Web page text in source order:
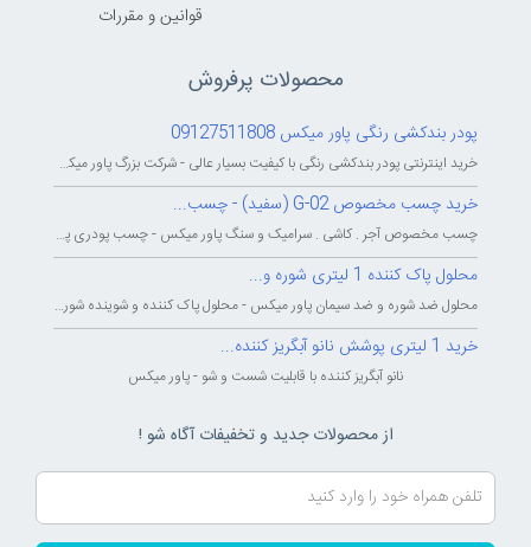
قوانين و مقررات
محصولات پرفروش
پودر بندکشی رنگی پاور میکس 09127511808
خرید اینترنتی پودر بندکشی رنگی با کیفیت بسیار عالی - شرکت بزرگ پاور میکس...
خرید چسب مخصوص G-02 (سفید) - چسب...
چسب مخصوص آجر . کاشی . سرامیک و سنگ پاور میکس - چسب پودری پاورمیکس - چسب...
محلول پاک کننده 1 لیتری شوره و...
محلول ضد شوره و ضد سیمان پاور میکس - محلول پاک کننده و شوینده شوره و سیمان...
خرید 1 لیتری پوشش نانو آبگریز کننده...
نانو آبگریز کننده با قابلیت شست و شو - پاور میکس
از محصولات جدید و تخفیفات آگاه شو !